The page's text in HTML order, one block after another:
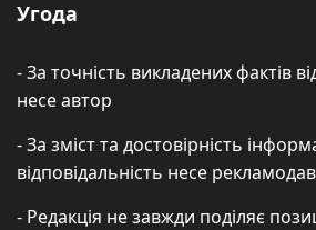
Угода
- За точність викладених фактів
несе автор
- За зміст та достовірність
відповідальність несе
- Редакція не завжди поділяє